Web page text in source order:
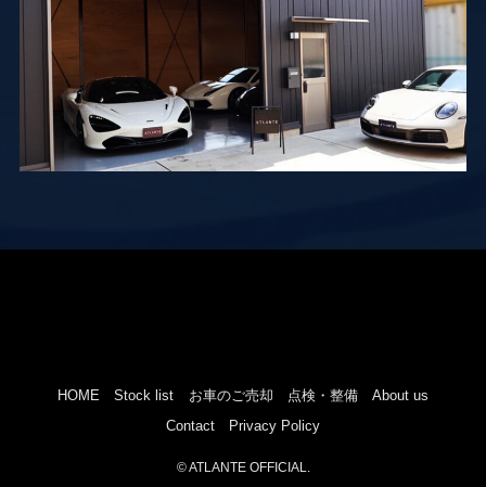
HOME Stock list お車のご売却 点検・整備
About us
Contact
Privacy Policy
©ATLANTE OFFICIAL.